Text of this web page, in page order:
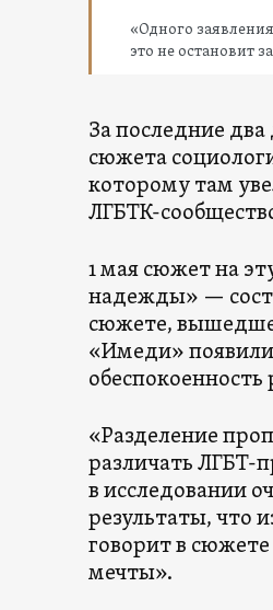
«Одного
это не остановит
За последние
сюжета
которому там
ЛГБТК-
1 мая сюжет на
надежды» —
сюжете,
«Имеди»
обеспокоенность
«Разделение
различать ЛГБТ-
в исследовании
результаты, что
говорит в
мечты».